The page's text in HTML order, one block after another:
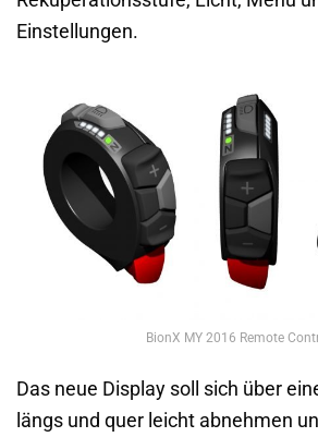
Einstellungen.
BionX MY 2016 Remote
Das neue Display soll sich über
längs und quer leicht abnehmen